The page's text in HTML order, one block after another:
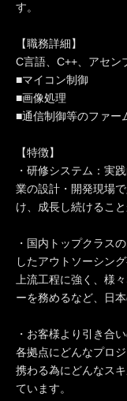
す。
【職務詳細】
C言語、C++、アセン
■マイコン制御
■画像処理
■通信制御等のファー
【特徴】
・研修システム：実
業の設計・開発現場
け、成長し続けること
・国内トップクラス
したアウトソーシン
上流工程に強く、様
ーを務めるなど、日
・お客様より引き合
各拠点にどんなプロ
携わる為にどんなス
ています。